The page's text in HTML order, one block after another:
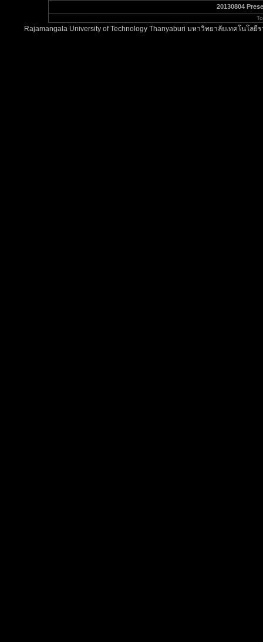
20130804
Rajamangala University of Technology Thanyaburi มหาวิทยาลัยเทคโนโ